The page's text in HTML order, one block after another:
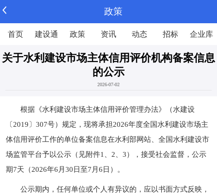
政策
首页 建设通 政策 资讯 动态 招标 企业库
关于水利建设市场主体信用评价机构备案信息
的公示
2026-07-02
根据《水利建设市场主体信用评价管理办法》（水建设
〔2019〕307号）规定，现将承担2026年度全国水利建设市场主
体信用评价工作的单位备案信息在水利部网站、全国水利建设市
场监管平台予以公示（见附件1、2、3），接受社会监督，公示
期7天（2026年6月30日至7月6日）。
公示期内，任何单位或个人有异议的，应以书面方式反映，